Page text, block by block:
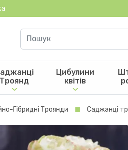
Троянд
Цибулини
квітів
Гібридні Троянди Саджанці